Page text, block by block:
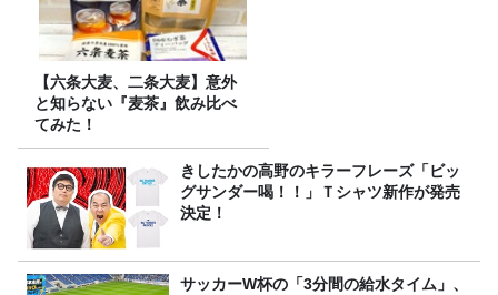
【六条大麦、二条大麦】意外
と知らない『麦茶』飲み比べ
てみた！
きしたかの高野のキラーフレーズ「ビッ
グサンダー喝！！」Ｔシャツ新作が発売
決定！
サッカーW杯の「3分間の給水タイム」、